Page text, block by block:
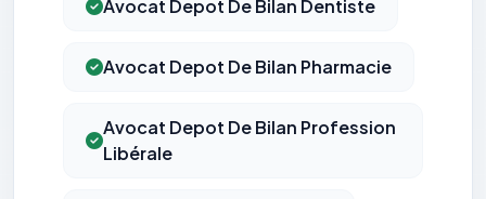
Avocat Depot De Bilan Dentiste
Avocat Depot De Bilan Pharmacie
Avocat Depot De Bilan Profession
Libérale